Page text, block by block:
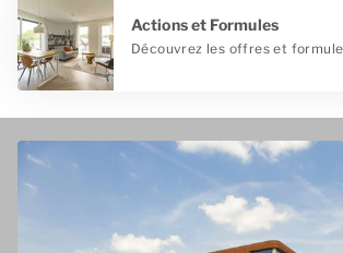
Actions et Formules
Découvrez les offres et